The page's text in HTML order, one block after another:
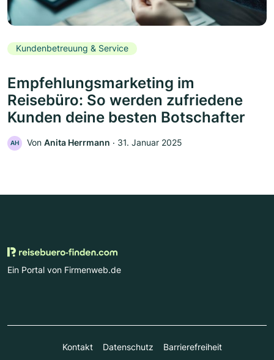
Kundenbetreuung & Service
Empfehlungsmarketing im
Reisebüro: So werden zufriedene
Kunden deine besten Botschafter
AH Von Anita Herrmann ‧ 31. Januar 2025
Ein Portal von Firmenweb.de
Kontakt Datenschutz
Barrierefreiheit